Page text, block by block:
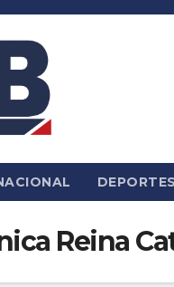
DEPORTES
Reina